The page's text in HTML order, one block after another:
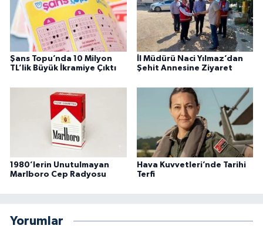
Şans Topu’nda 10 Milyon
TL’lik Büyük İkramiye Çıktı
İl Müdürü Naci Yılmaz’dan
Şehit Annesine Ziyaret
1980’lerin Unutulmayan
Marlboro Cep Radyosu
Hava Kuvvetleri’nde Tarihi
Terfi
Yorumlar